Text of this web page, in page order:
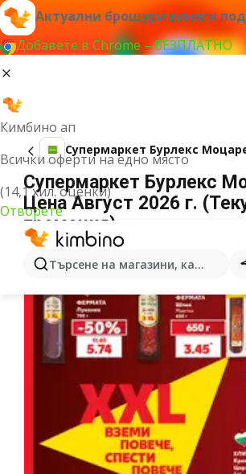
Актуални брошури винаги
Добавете в Chrome – БЕЗПЛАТНО
Кимбино ап
Всички оферти на едно място
(14,1 хил. оценки)
Отворете
Търсене на магазини,
Супермаркет Бурлекс
Супермаркет Бурлекс
Цена Август 2026 г.
промоция)